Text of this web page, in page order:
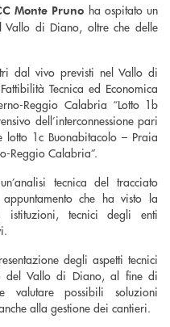
Monte Pruno ha ospitato un
di Diano, oltre che delle
dal vivo previsti nel Vallo di
Tecnica ed Economica
Reggio Calabria “Lotto 1b
dell’interconnessione pari
1c Buonabitacolo – Praia
Reggio Calabria”.
tecnica del tracciato
che ha visto la
istituzioni, tecnici degli enti
degli aspetti tecnici
del Vallo di Diano, al fine di
valutare possibili soluzioni
alla gestione dei cantieri.